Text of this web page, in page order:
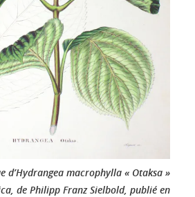
macrophylla « Otaksa »
de Philipp Franz Sielbold, publié en